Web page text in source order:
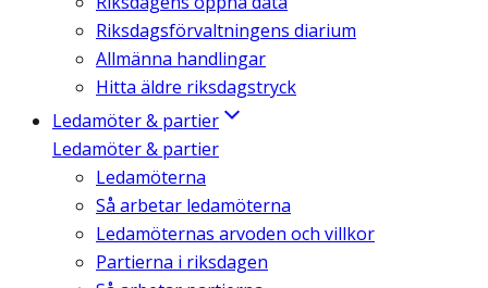
Riksdagsförvaltningens diarium
Allmänna handlingar
Hitta äldre riksdagstryck
Ledamöter & partier
Ledamöter & partier
Ledamöterna
Så arbetar ledamöterna
Ledamöternas arvoden och villkor
Partierna i riksdagen